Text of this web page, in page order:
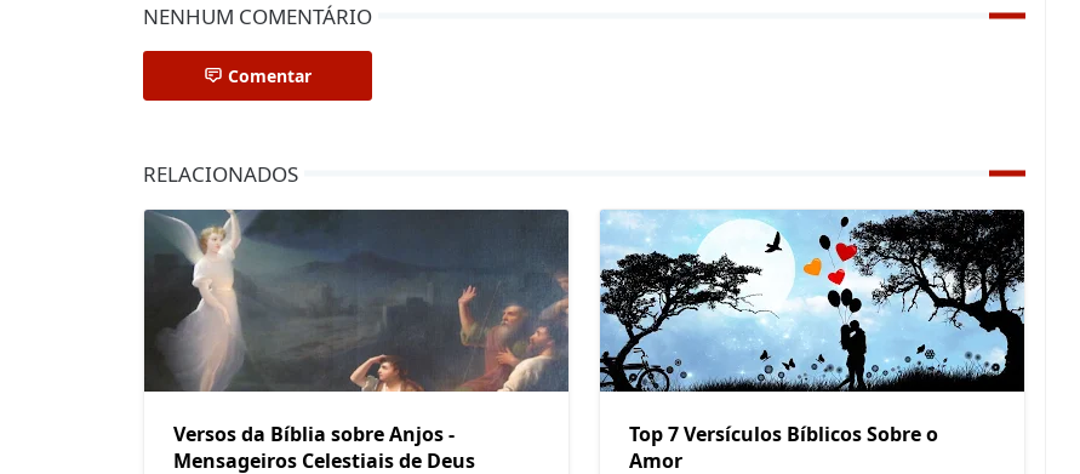
NENHUM COMENTÁRIO
Comentar
RELACIONADOS
Versos da Bíblia sobre Anjos -
Mensageiros Celestiais de Deus
Top 7 Versículos Bíblicos Sobre o
Amor